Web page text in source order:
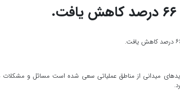
میدانی از مناطق عملیاتی سعی شده است مسائل و مشکلات